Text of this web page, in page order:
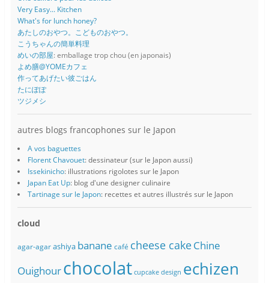
Very Easy... Kitchen
What's for lunch honey?
あたしのおやつ。こどものおやつ。
こうちゃんの簡単料理
めいの部屋: emballage trop chou (en japonais)
よめ膳@YOMEカフェ
作ってあげたい彼ごはん
たにぽぽ
ツジメシ
autres blogs francophones sur le Japon
A vos baguettes
Florent Chavouet: dessinateur (sur le Japon aussi)
Issekinicho: illustrations rigolotes sur le Japon
Japan Eat Up: blog d'une designer culinaire
Tartinage sur le Japon: recettes et autres illustrés sur le Japon
cloud
agar-agar ashiya banane café cheese cakeChine
Ouighourchocolat cupcake design echizen